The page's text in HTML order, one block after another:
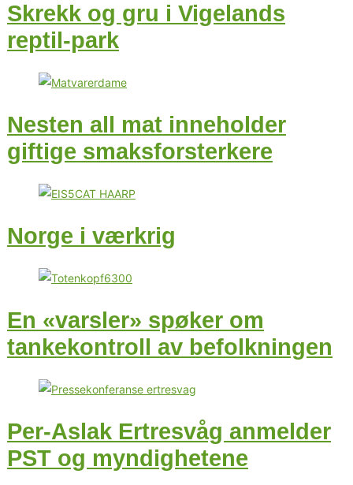
Skrekk og gru i Vigelands
reptil-park
Nesten all mat inneholder
giftige smaksforsterkere
Norge i værkrig
En «varsler» spøker om
tankekontroll av befolkningen
Per-Aslak Ertresvåg anmelder
PST og myndighetene